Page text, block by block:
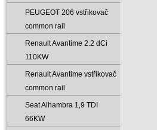
PEUGEOT 206 vstřikovač
common rail
Renault Avantime 2.2 dCi
110KW
Renault Avantime vstřikovač
common rail
Seat Alhambra 1‚9 TDI
66KW